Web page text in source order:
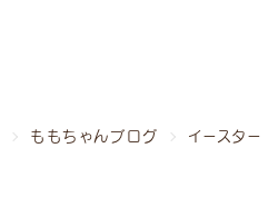
ももちゃんブログ イースター